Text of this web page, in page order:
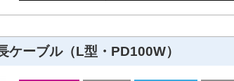
ーブル（L型・PD100W）